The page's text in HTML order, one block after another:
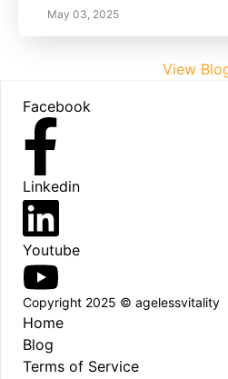
May 03, 2025
View
Facebook
Linkedin
Youtube
Copyright 2025 © agelessvitality
Home
Blog
Terms of Service